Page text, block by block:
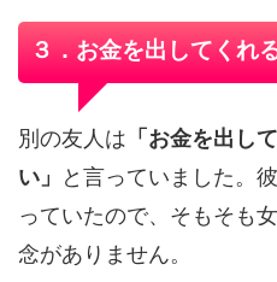
３．お金を出してくれ
別の友人は 「お金を出し
い」
と言っていました。
っていたので、そもそも
念がありません。